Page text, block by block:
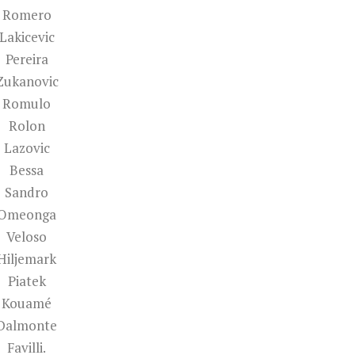
Romero
Lakicevic
Pereira
Romulo
Rolon
Lazovic
Bessa
Sandro
Veloso
Piatek
Kouamé
Favilli.